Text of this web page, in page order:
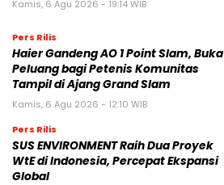
Kamis, 6 Agu 2026 - 19:14 WIB
Pers Rilis
Haier Gandeng AO 1 Point Slam, Buka
Peluang bagi Petenis Komunitas
Tampil di Ajang Grand Slam
Kamis, 6 Agu 2026 - 12:10 WIB
Pers Rilis
SUS ENVIRONMENT Raih Dua Proyek
WtE di Indonesia, Percepat Ekspansi
Global